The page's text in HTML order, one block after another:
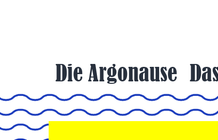
Die Argonause